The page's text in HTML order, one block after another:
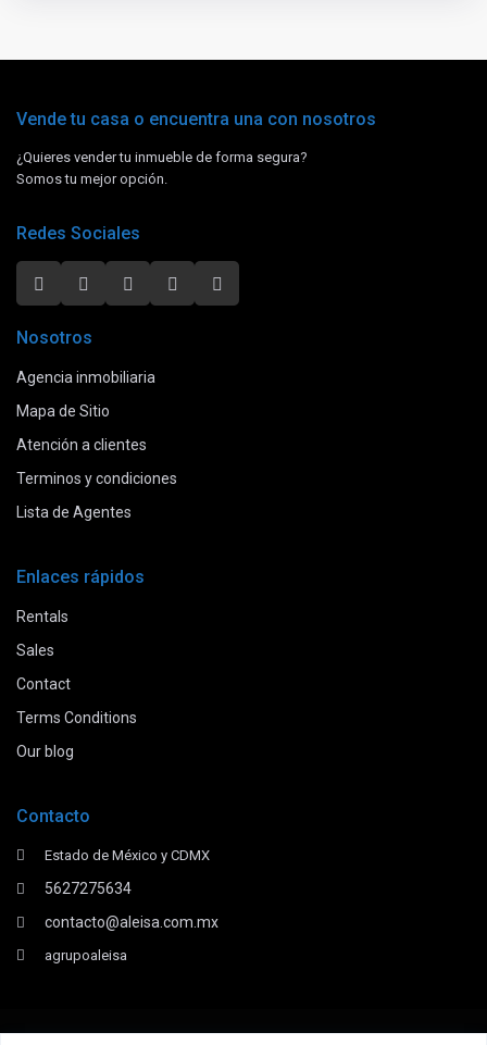
Vende tu casa o encuentra una con nosotros
¿Quieres vender tu inmueble de forma segura?
Somos tu mejor opción.
Redes Sociales
Nosotros
Agencia inmobiliaria
Mapa de Sitio
Atención a clientes
Terminos y condiciones
Lista de Agentes
Enlaces rápidos
Rentals
Sales
Contact
Terms Conditions
Our blog
Contacto
Estado de México y CDMX
5627275634
contacto@aleisa.com.mx
agrupoaleisa